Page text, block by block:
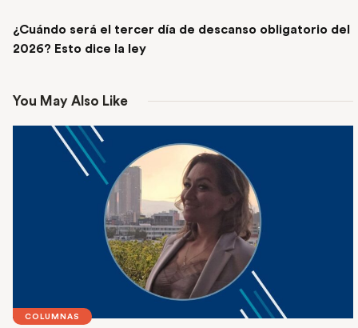
¿Cuándo será el tercer día de descanso obligatorio del
2026? Esto dice la ley
You May Also Like
COLUMNAS